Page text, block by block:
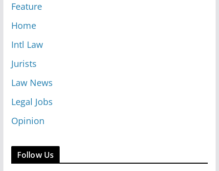
Feature
Home
Intl Law
Jurists
Law News
Legal Jobs
Opinion
Follow Us